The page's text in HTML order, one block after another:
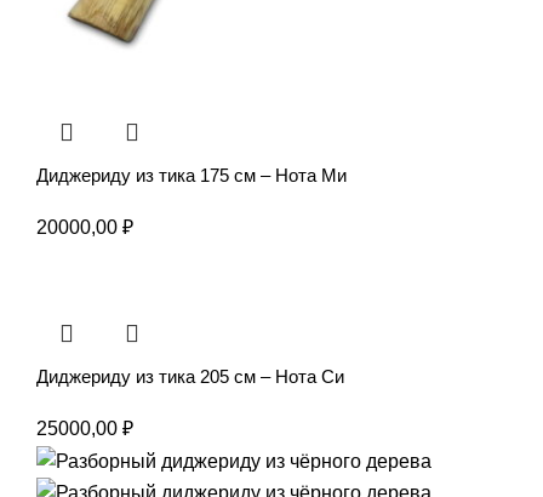
Диджериду из тика 175 см – Нота Ми
20000,00 ₽
Диджериду из тика 205 см – Нота Си
25000,00 ₽